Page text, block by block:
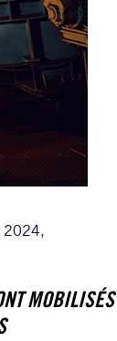
2024,
MOBILISÉS